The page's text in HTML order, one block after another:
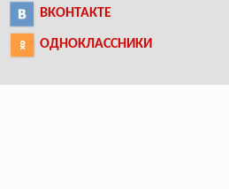
ВКОНТАКТЕ
ОДНОКЛАССНИКИ